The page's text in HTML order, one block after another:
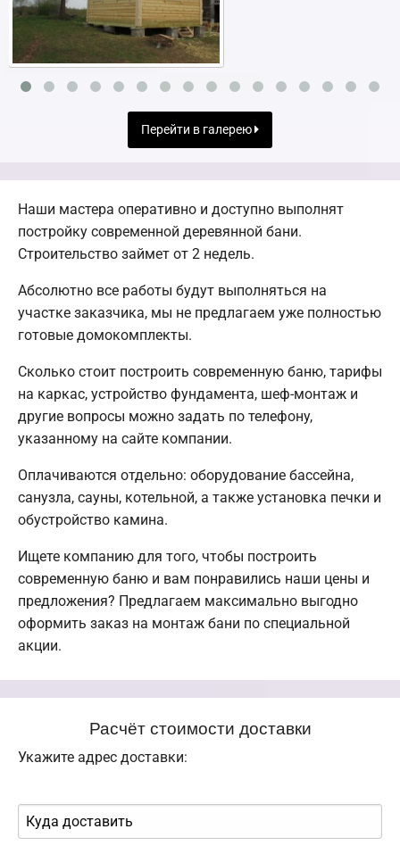
Перейти в галерею
Наши мастера оперативно и доступно выполнят
постройку современной деревянной бани.
Строительство займет от 2 недель.
Абсолютно все работы будут выполняться на
участке заказчика, мы не предлагаем уже полностью
готовые домокомплекты.
Сколько стоит построить современную баню, тарифы
на каркас, устройство фундамента, шеф-монтаж и
другие вопросы можно задать по телефону,
указанному на сайте компании.
Оплачиваются отдельно: оборудование бассейна,
санузла, сауны, котельной, а также установка печки и
обустройство камина.
Ищете компанию для того, чтобы построить
современную баню и вам понравились наши цены и
предложения? Предлагаем максимально выгодно
оформить заказ на монтаж бани по специальной
акции.
Расчёт стоимости доставки
Укажите адрес доставки: